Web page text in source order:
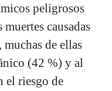
peligrosos
causadas
de ellas
(42 %) y al
el riesgo de